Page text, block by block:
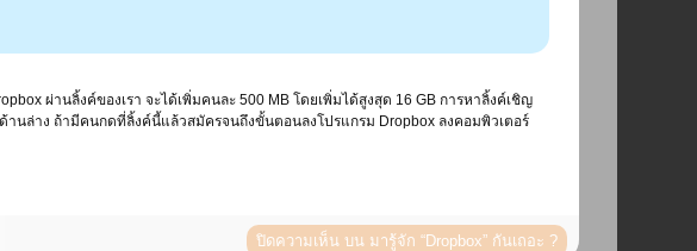
ผ่านลิ้งค์ของเรา จะได้เพิ่มคนละ 500 MB โดยเพิ่มได้สูงสุด 16 GB การหาลิ้งค์เชิญ
านล่าง ถ้ามีคนกดที่ลิ้งค์นี้แล้วสมัครจนถึงขั้นตอนลงโปรแกรม Dropbox ลงคอมพิวเตอร์
ปิดความเห็น บน มารู้จัก “Dropbox” กันเถอะ ?